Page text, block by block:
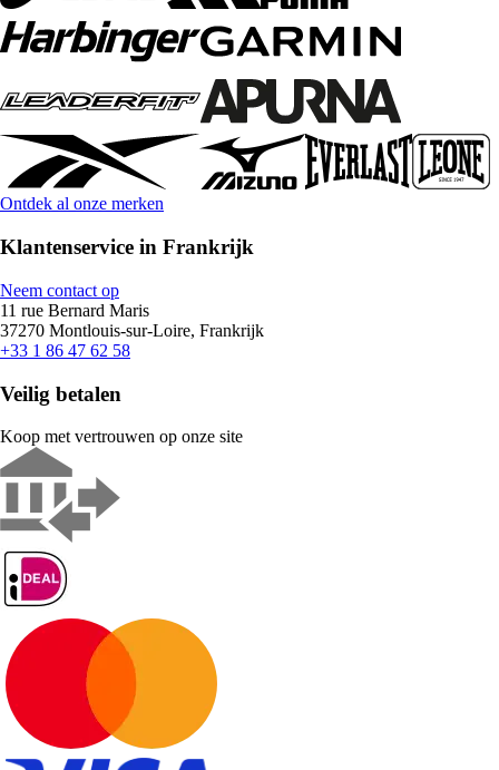
Ontdek al onze merken
Klantenservice in Frankrijk
Neem contact op
11 rue Bernard Maris
37270 Montlouis-sur-Loire, Frankrijk
+33 1 86 47 62 58
Veilig betalen
Koop met vertrouwen op onze site